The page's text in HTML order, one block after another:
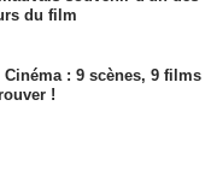
du film
Cinéma : 9 scènes, 9 films
!